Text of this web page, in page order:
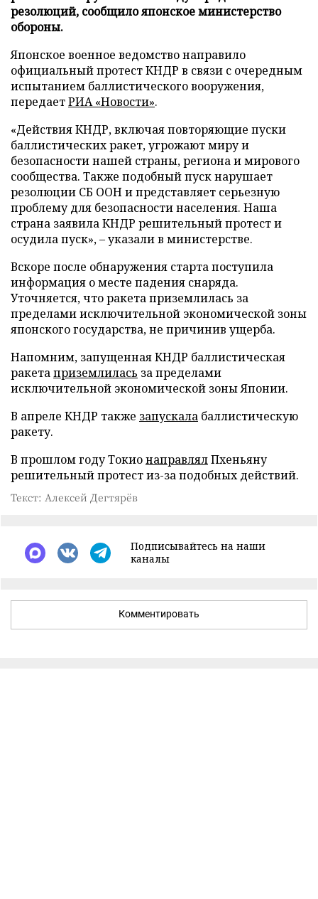
резолюций, сообщило японское министерство
обороны.
Японское военное ведомство направило
официальный протест КНДР в связи с очередным
испытанием баллистического вооружения,
передаетРИА «Новости».
«Действия КНДР, включая повторяющие пуски
баллистических ракет, угрожают миру и
безопасности нашей страны, региона и мирового
сообщества. Также подобный пуск нарушает
резолюции СБ ООН и представляет серьезную
проблему для безопасности населения. Наша
страна заявила КНДР решительный протест и
осудила пуск», – указали в министерстве.
Вскоре после обнаружения старта поступила
информация о месте падения снаряда.
Уточняется, что ракета приземлилась за
пределами исключительной экономической зоны
японского государства, не причинив ущерба.
Напомним, запущенная КНДР баллистическая
ракетаприземлилась за пределами
исключительной экономической зоны Японии.
В апреле КНДР также запускала баллистическую
ракету.
В прошлом году ТокионаправлялПхеньяну
решительный протест из-за подобных действий.
Текст: Алексей Дегтярёв
Подписывайтесь на наши
каналы
Комментировать